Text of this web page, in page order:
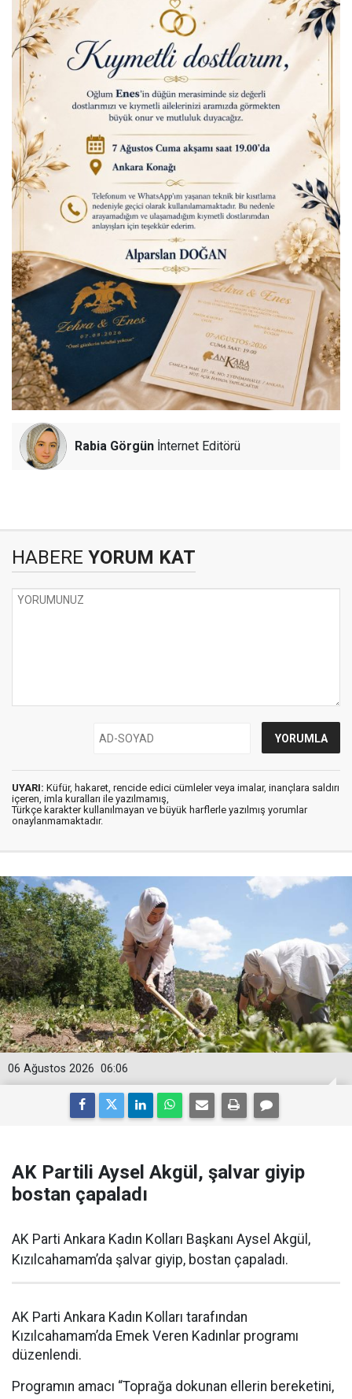
Rabia Görgün İnternet Editörü
HABERE YORUM KAT
UYARI: Küfür, hakaret, rencide edici cümleler veya imalar, inançlara saldırı
içeren, imla kuralları ile yazılmamış,
Türkçe karakter kullanılmayan ve büyük harflerle yazılmış yorumlar
onaylanmamaktadır.
06:06
06 Ağustos 2026
AK Partili Aysel Akgül, şalvar giyip
bostan çapaladı
AK Parti Ankara Kadın Kolları Başkanı Aysel Akgül,
Kızılcahamam’da şalvar giyip, bostan çapaladı.
AK Parti Ankara Kadın Kolları tarafından
Kızılcahamam’da Emek Veren Kadınlar programı
düzenlendi.
Programın amacı “Toprağa dokunan ellerin bereketini,